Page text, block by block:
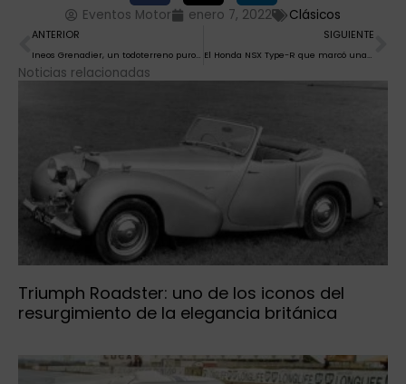
Eventos Motor enero 7, 2022 Clásicos
Ant
ANTERIOR SIGUIENTE
Noticias relacionadas
Triumph Roadster: uno de los iconos del
resurgimiento de la elegancia británica